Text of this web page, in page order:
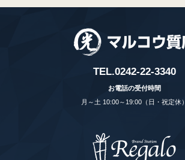
TEL.0242-22-3340
お電話の受付時間
月～土 10:00～19:00（日・祝定休）